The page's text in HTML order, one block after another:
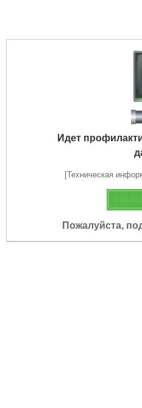
Идет
[Техническая
Пожалуйста,